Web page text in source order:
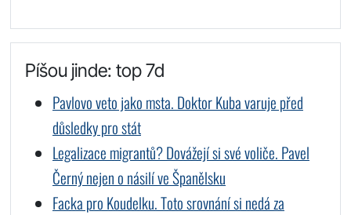
Píšou jinde: top 7d
Pavlovo veto jako msta. Doktor Kuba varuje před
důsledky pro stát
Legalizace migrantů? Dovážejí si své voliče. Pavel
Černý nejen o násilí ve Španělsku
Facka pro Koudelku. Toto srovnání si nedá za